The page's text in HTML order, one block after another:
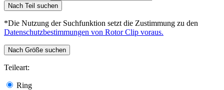
Nach Teil suchen
*Die Nutzung der Suchfunktion setzt die Zustimmung zu den
Datenschutzbestimmungen von Rotor Clip voraus.
Nach Größe suchen
Teileart:
Ring